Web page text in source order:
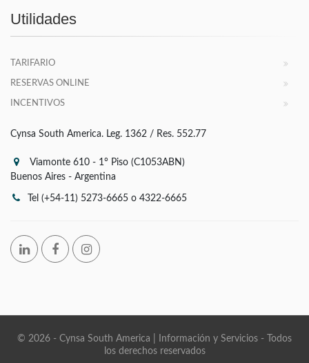
Utilidades
TARIFARIO
RESERVAS ONLINE
INCENTIVOS
Cynsa South America. Leg. 1362 / Res. 552.77
Viamonte 610 - 1° Piso (C1053ABN)
Buenos Aires - Argentina
Tel (+54-11) 5273-6665 o 4322-6665
© 2026 - Cynsa South America | Información y Servicios - Todos
los derechos reservados